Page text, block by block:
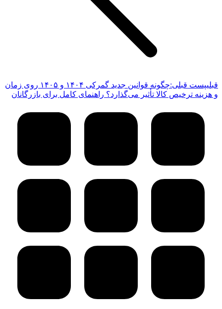
قبلیپست قبلی:
چگونه قوانین جدید گمرکی ۱۴۰۴ و ۱۴۰۵ روی زمان
و هزینه ترخیص کالا تأثیر می‌گذارد؟ راهنمای کامل برای بازرگانان